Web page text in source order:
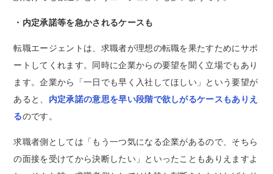
・内定承諾等を急かされるケースも
転職エージェントは、求職者が理想の転職を果たすためにサポ
ートしてくれます。同時に企業からの要望を聞く立場でもあり
ます。企業から「一日でも早く入社してほしい」という要望が
あると、 内定承諾の意思を早い段階で欲しがるケースもありえ
るのです。
求職者側としては「もう一つ気になる企業があるので、そちら
の面接を受けてから決断したい」といったこともありえますよ